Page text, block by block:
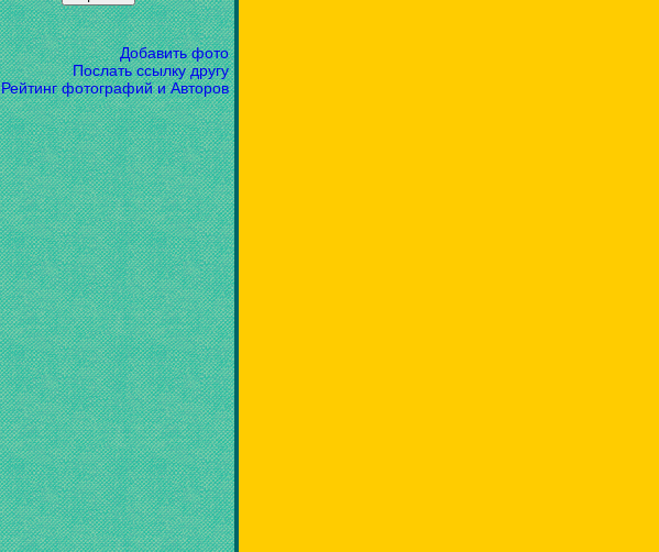
Добавить фото
Послать ссылку другу
Рейтинг фотографий и Авторов